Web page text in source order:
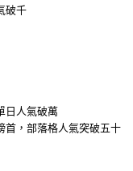
破千
日人氣破萬
首，部落格人氣突破五十